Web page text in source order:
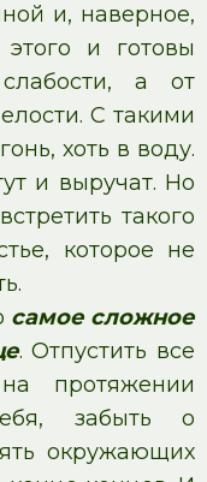
и, наверное,
и готовы
а от
С такими
хоть в воду.
и выручат. Но
такого
которое не
самое сложное
. Отпустить все
на протяжении
забыть о
окружающих